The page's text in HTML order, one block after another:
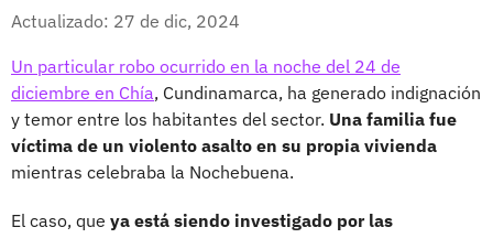
Facebook
X
Actualizado: 27 de dic, 2024
Un particular robo ocurrido en la noche del 24 de
diciembre en Chía, Cundinamarca, ha generado indignación
y temor entre los habitantes del sector. Una familia fue
víctima de un violento asalto en su propia vivienda
mientras celebraba la Nochebuena.
El caso, que ya está siendo investigado por las